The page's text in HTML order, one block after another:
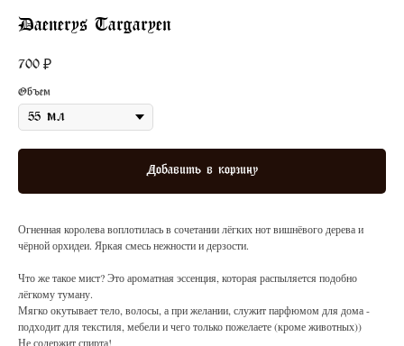
Daenerys Targaryen
700 ₽
Объем
Добавить в корзину
Огненная королева воплотилась в сочетании лёгких нот вишнёвого дерева и
чёрной орхидеи. Яркая смесь нежности и дерзости.
Что же такое мист? Это ароматная эссенция, которая распыляется подобно
лёгкому туману.
Мягко окутывает тело, волосы, а при желании, служит парфюмом для дома -
подходит для текстиля, мебели и чего только пожелаете (кроме животных))
Не содержит спирта!